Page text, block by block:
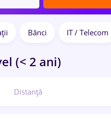
Bănci IT / Telecom
(< 2 ani)
Distanță